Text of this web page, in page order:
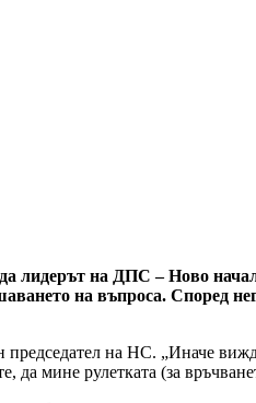
лидерът на ДПС – Ново
на въпроса. Според
на НС. „Иначе
да мине рулетката (за